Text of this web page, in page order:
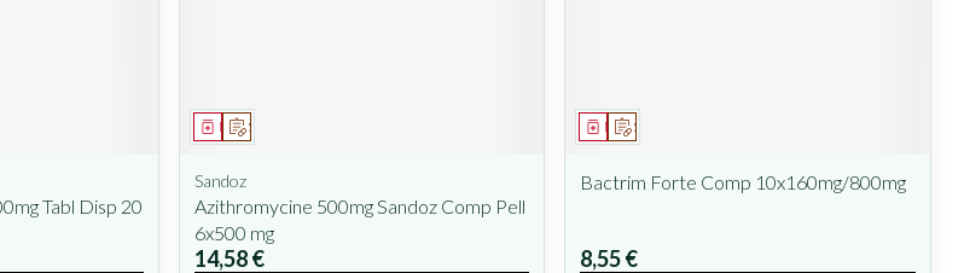
Tabl Disp 20
Sur prescription
Médicament
Sandoz
Azithromycine 500mg Sandoz Comp Pell
6x500 mg
14,58 €
Sur prescription
Médicament
Bactrim Forte Comp 10x160mg/800mg
8,55 €